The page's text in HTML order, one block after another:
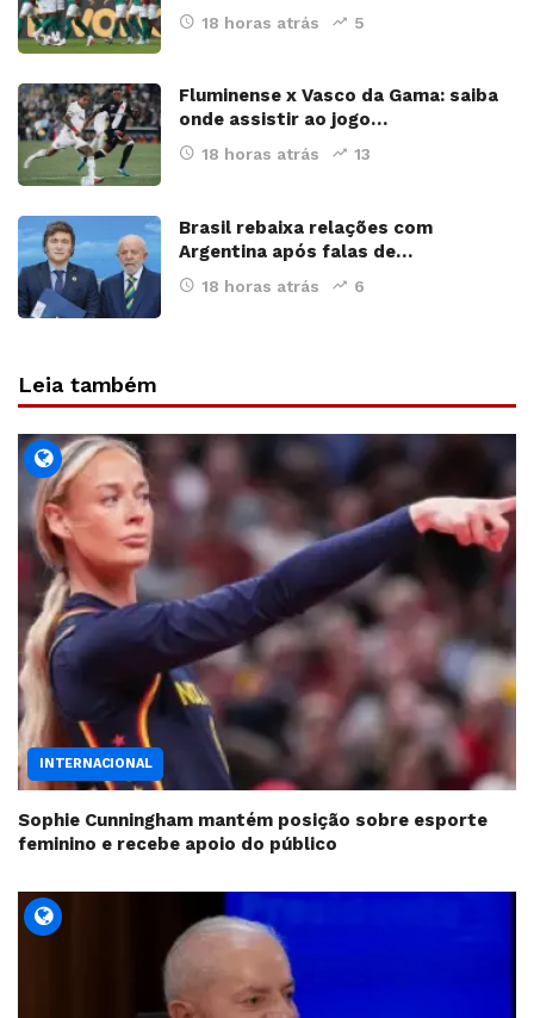
18 horas atrás 5
Fluminense x Vasco da Gama: saiba
onde assistir ao jogo…
18 horas atrás 13
Brasil rebaixa relações com
Argentina após falas de…
18 horas atrás 6
Leia também
INTERNACIONAL
Sophie Cunningham mantém posição sobre esporte
feminino e recebe apoio do público